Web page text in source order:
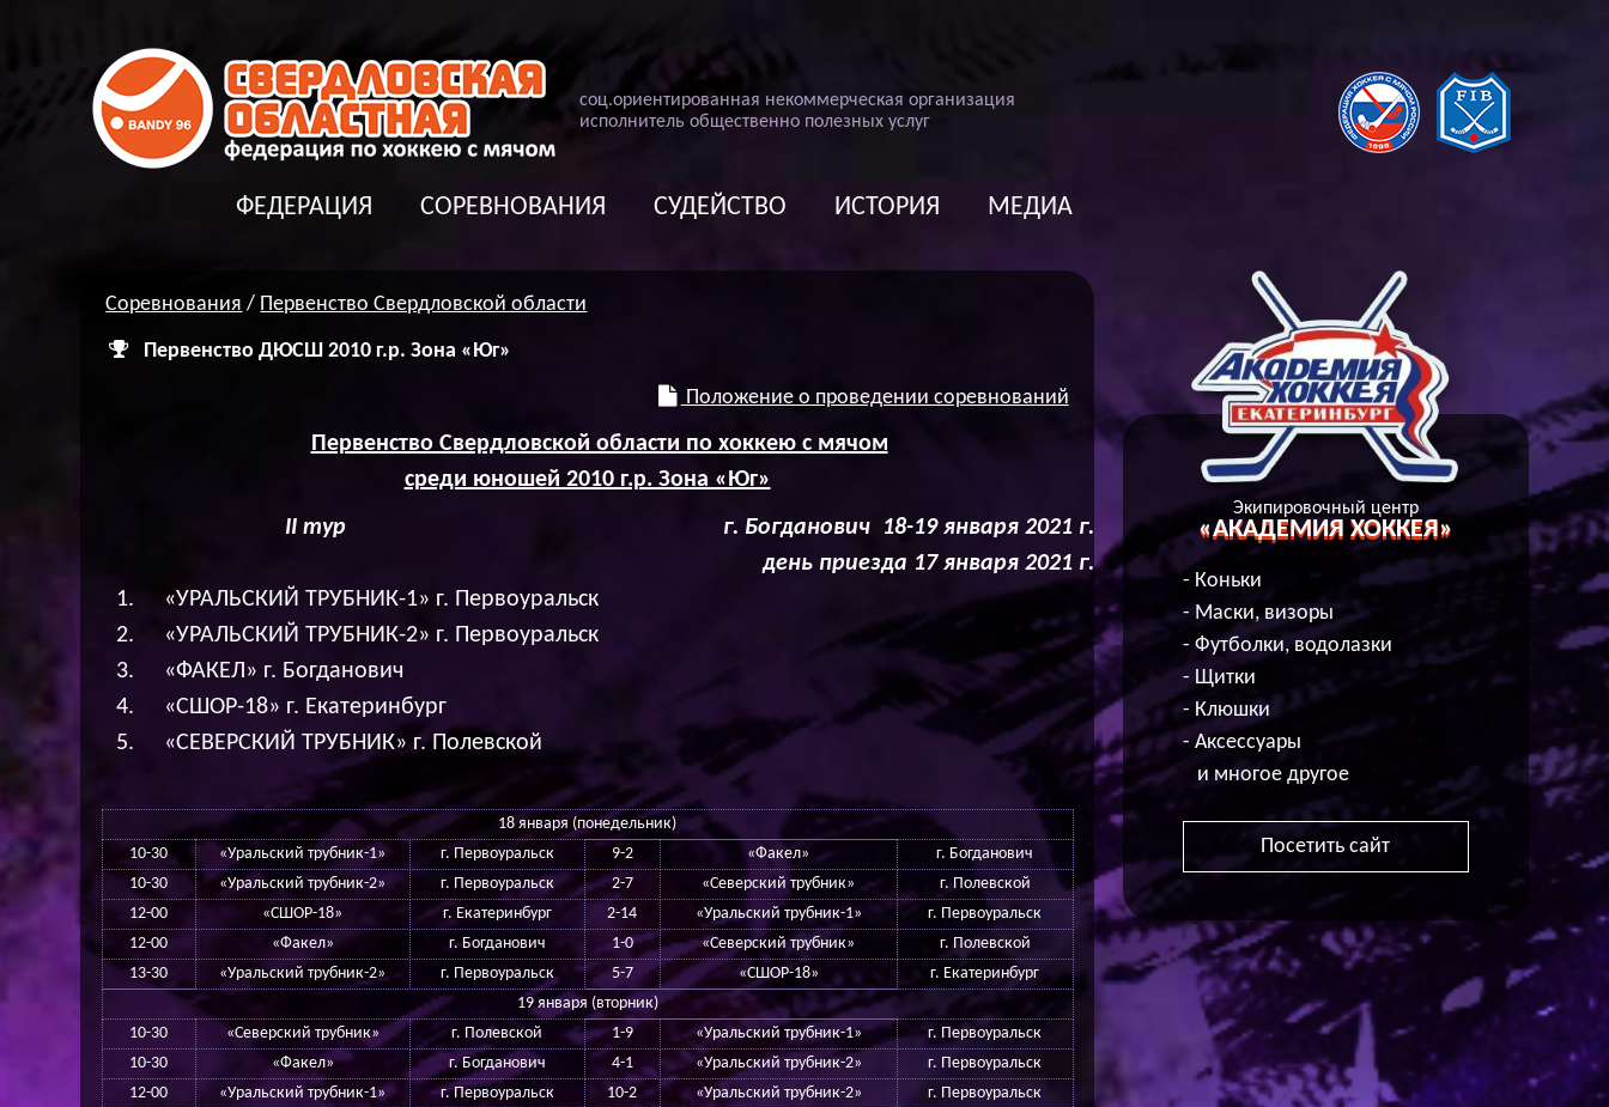
соц.ориентированная некоммерческая организация
исполнитель общественно полезных услуг
ФЕДЕРАЦИЯ СОРЕВНОВАНИЯ СУДЕЙСТВО ИСТОРИЯ МЕДИА
Соревнования / Первенство Свердловской области
Первенство ДЮСШ 2010 г.р. Зона «Юг»
Положение о проведении соревнований
Первенство Свердловской области по хоккею с мячом
среди юношей 2010 г.р. Зона «Юг»
IIтур г. Богданович 18-19 января 2021 г.
день приезда 17 января 2021 г.
«УРАЛЬСКИЙ ТРУБНИК-1» г. Первоуральск
«УРАЛЬСКИЙ ТРУБНИК-2» г. Первоуральск
«ФАКЕЛ» г. Богданович
«СШОР-18» г. Екатеринбург
«СЕВЕРСКИЙ ТРУБНИК» г. Полевской
18 января (понедельник)
10-30
«Уральский трубник-1» г. Первоуральск 9-2 «Факел»
г. Богданович
10-30
«Уральский трубник-2» г. Первоуральск 2-7 «Северский трубник»
г. Полевской
12-00
«СШОР-18» г. Екатеринбург 2-14 «Уральский трубник-1»
г. Первоуральск
12-00
«Факел» г. Богданович 1-0 «Северский трубник»
г. Полевской
13-30
«Уральский трубник-2» г. Первоуральск 5-7 «СШОР-18»
г. Екатеринбург
19 января (вторник)
10-30
«Северский трубник» г. Полевской 1-9 «Уральский трубник-1»
г. Первоуральск
10-30
«Факел» г. Богданович 4-1 «Уральский трубник-2»
г. Первоуральск
12-00
«Уральский трубник-1» г. Первоуральск 10-2 «Уральский трубник-2»
г. Первоуральск
Экипировочный центр
«АКАДЕМИЯ ХОККЕЯ»
- Коньки
- Маски, визоры
- Футболки, водолазки
- Щитки
- Клюшки
- Аксессуары
и многое другое
Посетить сайт